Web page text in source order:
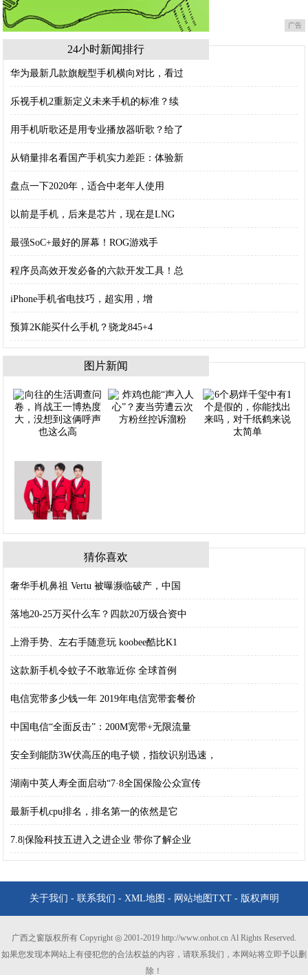
广告
24小时新闻排行
华为最新几款旗舰型手机横向对比，看过
乐视手机2重新定义未来手机的标准？续
用手机听歌还是用专业播放器听歌？给了
从销量排名看国产手机实力差距：体验新
盘点一下2020年，适合中老年人使用
以前是手机，后来是芯片，现在是LNG
最强SoC+最好的屏幕！ROG游戏手
程序员高效开发必备的六款开发工具！总
iPhone手机省电技巧，超实用，增
预算2K能买什么手机？骁龙845+4
图片新闻
猜你喜欢
奢华手机鼻祖 Vertu 被曝濒临破产，中国
落地20-25万买什么车？四款20万级合资中
上滑手势、左右手随意玩 koobee酷比K1
这款新手机令蚊子不敢靠近你 全球首例
电信宽带多少钱一年 2019年电信宽带套餐价
中国电信“全面反击”：200M宽带+无限流量
安全到能防3W伏高压的电子锁，指纹识别迅速，
湖南中英人寿全面启动“7·8全国保险公众宣传
最新手机cpu排名，排名第一的依然是它
7.8|保险科技五进入之进企业 带你了解企业
关于我们 - 联系我们 - XML地图 - 网站地图 TXT- 版权声明
广西之窗版权所有 Copyright ◎ 2001-2019 http://www.onhot.cn Al Rights Reserved.
如果您发现本网站上有侵犯您的合法权益的内容，请联系我们，本网站将立即予以删
除！